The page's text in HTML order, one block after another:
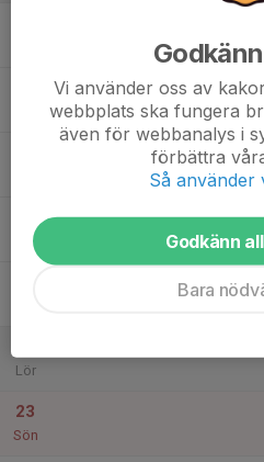
18:00
19:15
Tisdagsträning -Lila
Teknikbanan vid
Tor
Lör
23
Sön
Vi använder oss av
webbplats ska fungera
även för webbanalys i
förbättra
Så använder
Godkänn
Bara